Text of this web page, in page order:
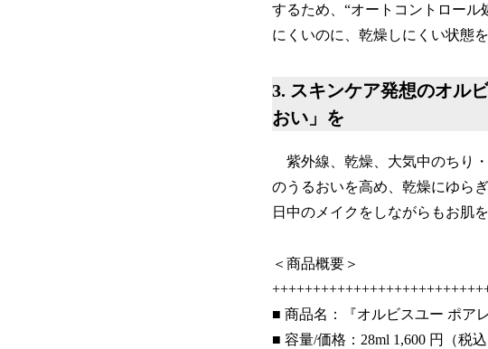
するため、“オートコントロール
にくいのに、乾燥しにくい状態を
3. スキンケア発想のオル
おい」を
紫外線、乾燥、大気中のちり
のうるおいを高め、乾燥にゆら
日中のメイクをしながらもお肌
＜商品概要＞
■ 商品名：『オルビスユー ポア
■ 容量/価格：28ml 1,600 円（税込